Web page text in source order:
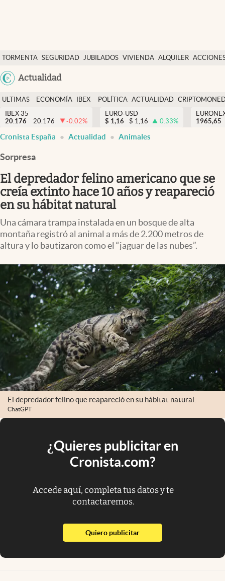
TORMENTA SEGURIDAD JUBILADOS VIVIENDA ALQUILER
USA
Actualidad
Economía y finanzas
Política
Actualidad
Criptomonedas
España
ULTIMAS
NOTICIAS
ECONOMÍA
FINANZAS
IBEX
EURO
POLÍTICA ACTUALIDAD
IBEX 35
20.176
20.176 -0.02%
EURO-USD
$ 1,16 $ 1,16 0.33%
1965,65
Cronista España Actualidad Animales
Sorpresa
El depredador felino americano que se
creía extinto hace 10 años y reapareció
en su hábitat natural
Una cámara trampa instalada en un bosque de alta
montaña registró al animal a más de 2.200 metros de
altura y lo bautizaron como el “jaguar de las nubes”.
El depredador felino que reapareció en su hábitat natural.
ChatGPT
¿Quieres publicitar en
Cronista.com?
Accede aquí, completa tus datos y te
contactaremos.
Quiero publicitarabre en nueva pestaña